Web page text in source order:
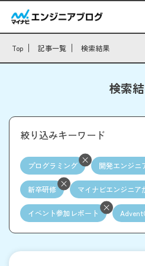
Top 記事一覧 検索結果
検索
絞り込みキーワード
プログラミング 開発エンジニ
新卒研修 マイナビエンジニア
イベント参加レポート